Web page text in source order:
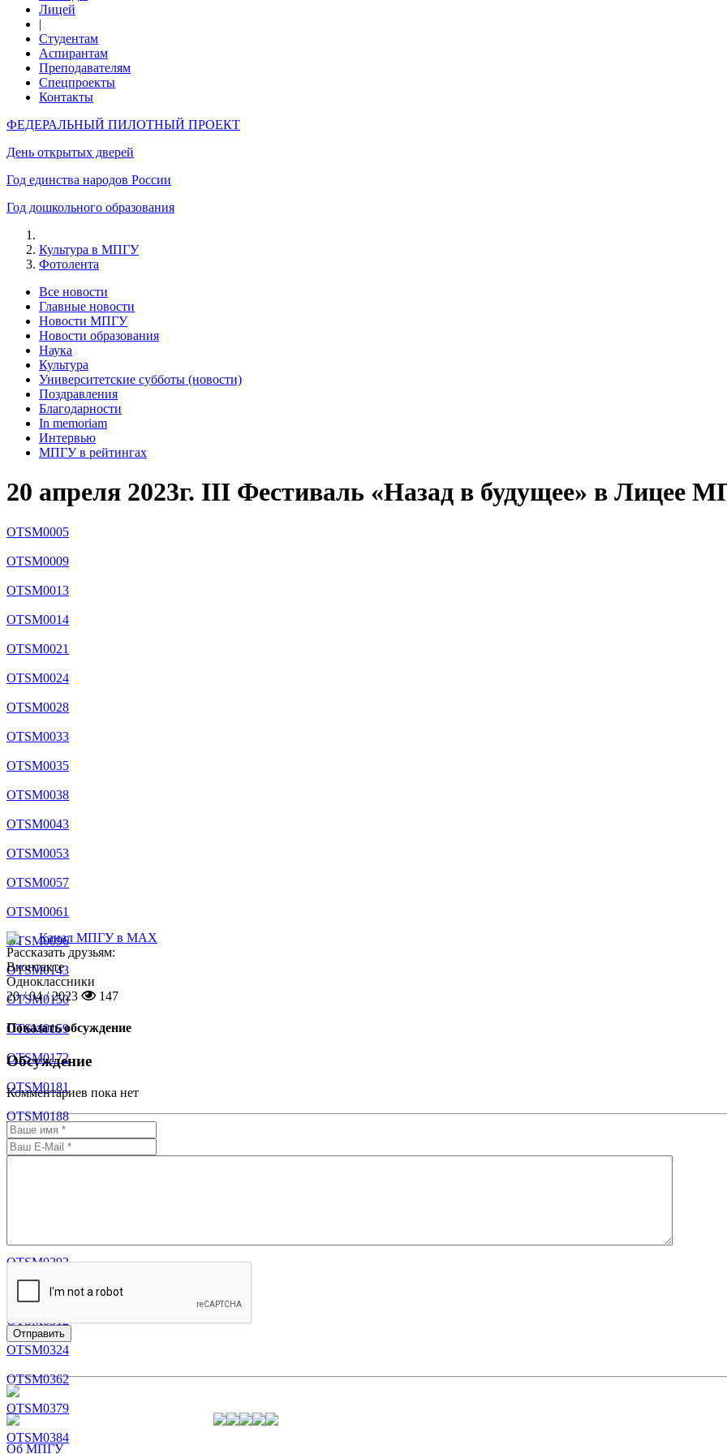
Лицей
|
Студентам
Аспирантам
Преподавателям
Спецпроекты
Контакты
ФЕДЕРАЛЬНЫЙ ПИЛОТНЫЙ ПРОЕКТ
День открытых дверей
Год единства народов России
Год дошкольного образования
Культура в МПГУ
Фотолента
Все новости
Главные новости
Новости МПГУ
Новости образования
Наука
Культура
Университетские субботы (новости)
Поздравления
Благодарности
In memoriam
Интервью
МПГУ в рейтингах
20 апреля 2023г. III Фестиваль «Назад в будущее» в Лицее
OTSM0005
OTSM0009
OTSM0013
OTSM0014
OTSM0021
OTSM0024
OTSM0028
OTSM0033
OTSM0035
OTSM0038
OTSM0043
OTSM0053
OTSM0057
OTSM0061
OTSM0096
OTSM0143
OTSM0150
OTSM0159
OTSM0172
OTSM0181
OTSM0188
OTSM0202
OTSM0292
OTSM0298
OTSM0312
OTSM0324
OTSM0362
OTSM0379
OTSM0384
Канал МПГУ в MAX
Рассказать друзьям:
Вконтакте
Одноклассники
20 / 04 / 2023
147
Показать обсуждение
Обсуждение
Комментариев пока нет
Об МПГУ